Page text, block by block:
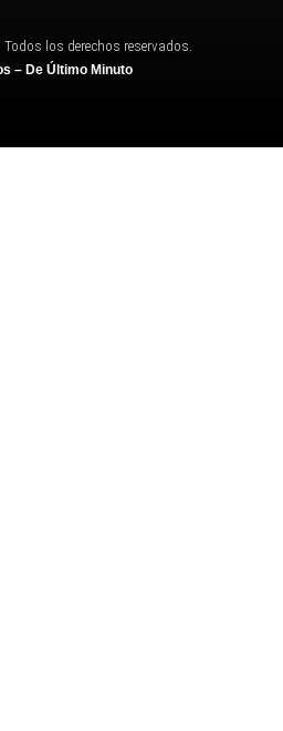
los derechos reservados.
– De Último Minuto